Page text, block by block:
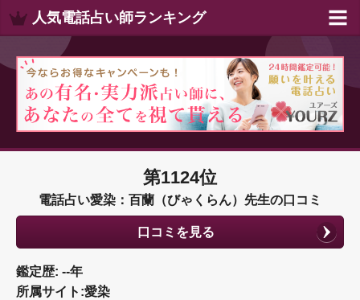
人気電話占い師ランキング
第1124位
電話占い愛染：百蘭（びゃくらん）先生の口コミ
口コミを見る
鑑定歴: --年
所属サイト:愛染